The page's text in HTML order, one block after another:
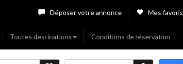
Déposer votre annonce Mes favoris
Toutes destinations Conditions de réservation